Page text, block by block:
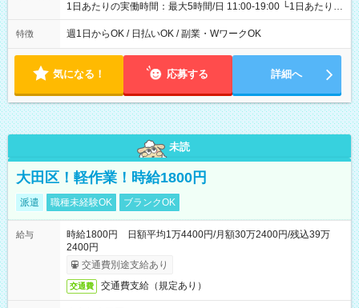
1日あたりの実働時間：最大5時間/日 11:00-19:00 └1日あたりの
実働時間：1-5時間 └上記の時間帯内であれば、いつでも勤務可
能！ └平日・土曜日の中で、お好きな曜日でご勤務いただけま
18:00 などのように、自由な働き方が可能なお仕事です！
特徴 週1日からOK / 日払いOK / 副業・WワークOK
気になる！ 応募する 詳細へ
未読
大田区！軽作業！時給1800円
派遣 職種未経験OK ブランクOK
給与
時給1800円 日額平均1万4400円/月額30万2400円/残込39万
2400円
交通費別途支給あり
交通費 交通費支給（規定あり）